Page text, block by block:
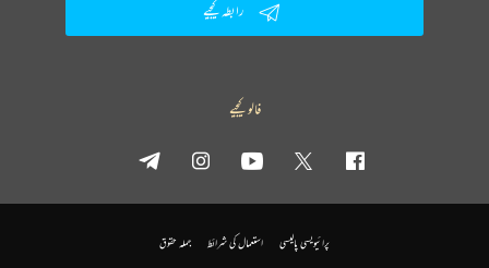
رابطہ کیجیے
فالو کیجیے
پرائیویسی پالیسی استعمال کی شرائط جملہ حقوق